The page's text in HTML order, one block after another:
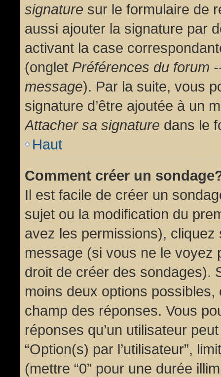
signature sur le formulaire de
aussi ajouter la signature par
activant la case
(onglet Préférences du forum
message). Par la suite, vous
signature d’être ajoutée à un
Attacher sa signature dans le
Haut
Comment créer un
Il est facile de créer un
sujet ou la modification du
avez les permissions), cliquez
message (si vous ne le voyez
droit de créer des sondages).
moins deux options
champ des réponses. Vous
réponses qu’un utilisateur
“Option(s) par l’utilisateur”,
(mettre “0” pour une durée